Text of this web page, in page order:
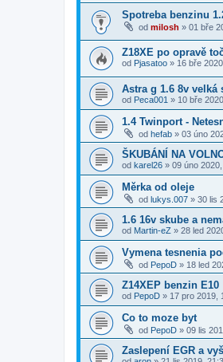
Spotreba benzinu
od milosh » 01 bře
Z18XE po opravě
od Pjasatoo » 16 bře
Astra g 1.6 8v velká
od Peca001 » 10 bře
1.4 Twinport -
od hefab » 03 úno
ŠKUBÁNÍ NA
od karel26 » 09 úno
Měrka od oleje
od lukys.007 » 30 lis
1.6 16v skube a
od Martin-eZ » 28 led
Vymena tesnenia
od PepoD » 18 led
Z14XEP benzin E10
od PepoD » 17 pro 2019,
Co to moze byt
od PepoD » 09 lis
Zaslepení EGR a